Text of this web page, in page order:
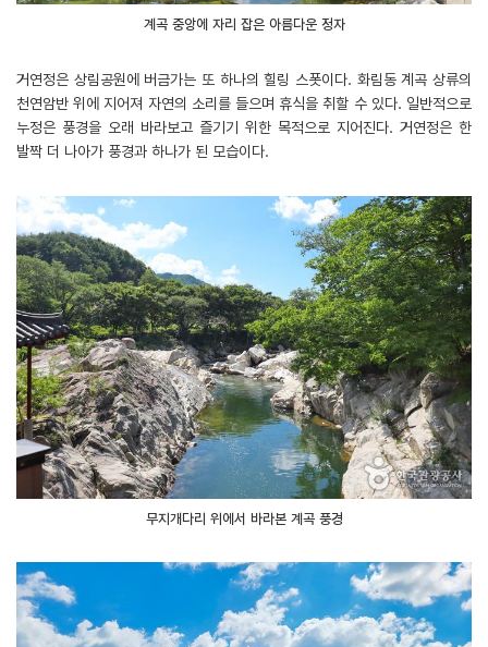
계곡 중앙에 자리 잡은 아름다운 정자
거연정은 상림공원에 버금가는 또 하나의 힐링 스폿이다. 화림동 계곡 상류의
천연암반 위에 지어져 자연의 소리를 들으며 휴식을 취할 수 있다. 일반적으로
누정은 풍경을 오래 바라보고 즐기기 위한 목적으로 지어진다. 거연정은 한
발짝 더 나아가 풍경과 하나가 된 모습이다.
무지개다리 위에서 바라본 계곡 풍경